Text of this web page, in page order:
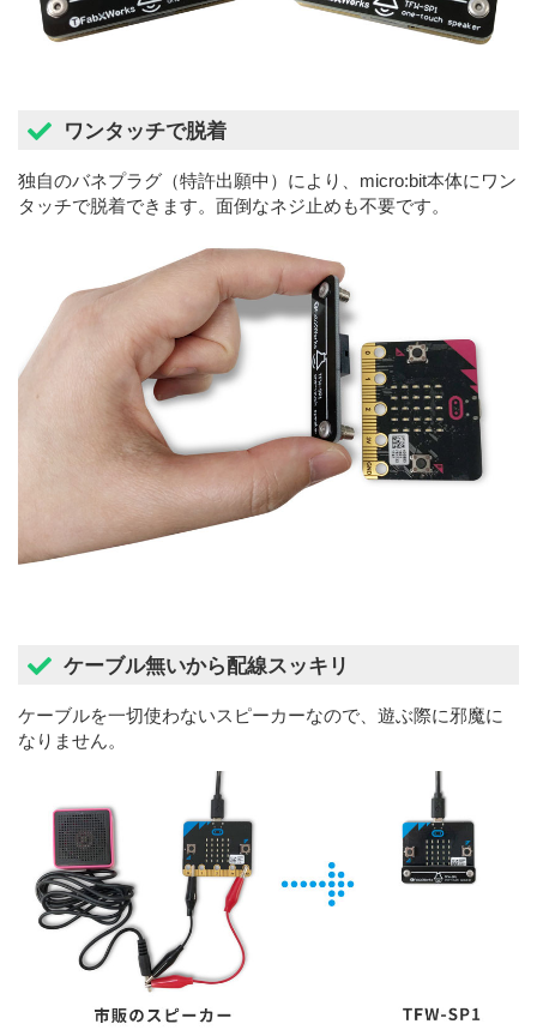
ワンタッチで脱着
独自のバネプラグ（特許出願中）により、micro:bit本体にワン
タッチで脱着できます。面倒なネジ止めも不要です。
ケーブル無いから配線スッキリ
ケーブルを一切使わないスピーカーなので、遊ぶ際に邪魔に
なりません。